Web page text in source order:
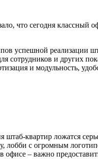
что сегодня классный
успешной реализации
сотрудников и других
и модульность,
штаб-квартир ложатся
лобби с огромным
– важно